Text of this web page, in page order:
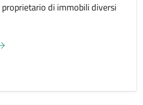
proprietario di immobili diversi